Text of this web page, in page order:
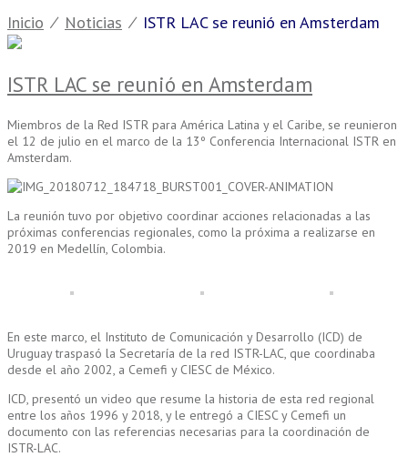
Inicio ⁄ Noticias ⁄ ISTR LAC se reunió en Amsterdam
ISTR LAC se reunió en Amsterdam
Miembros de la Red ISTR para América Latina y el Caribe, se reunieron
el 12 de julio en el marco de la 13º Conferencia Internacional ISTR en
Amsterdam.
La reunión tuvo por objetivo coordinar acciones relacionadas a las
próximas conferencias regionales, como la próxima a realizarse en
2019 en Medellín, Colombia.
En este marco, el Instituto de Comunicación y Desarrollo (ICD) de
Uruguay traspasó la Secretaría de la red ISTR-LAC, que coordinaba
desde el año 2002, a Cemefi y CIESC de México.
ICD, presentó un video que resume la historia de esta red regional
entre los años 1996 y 2018, y le entregó a CIESC y Cemefi un
documento con las referencias necesarias para la coordinación de
ISTR-LAC.